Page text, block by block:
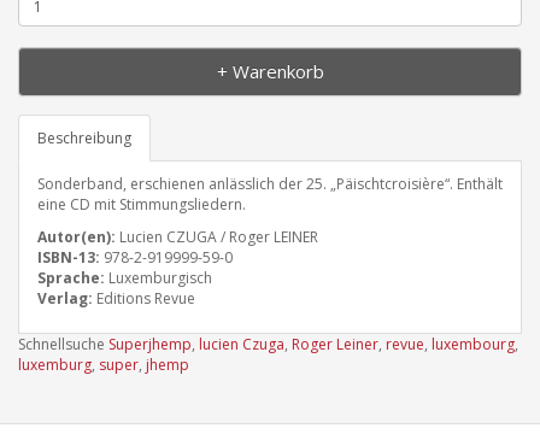
+ Warenkorb
Beschreibung
Sonderband, erschienen anlässlich der 25. „Päischtcroisière“. Enthält
eine CD mit Stimmungsliedern.
Autor(en): Lucien CZUGA / Roger LEINER
ISBN-13: 978-2-919999-59-0
Sprache: Luxemburgisch
Verlag: Editions Revue
Schnellsuche Superjhemp, lucien Czuga, Roger Leiner, revue, luxembourg,
luxemburg, super, jhemp